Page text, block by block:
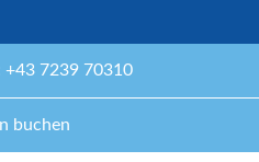
+43 7239 70310
buchen